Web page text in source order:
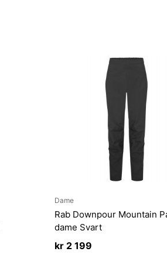
Dame
Rab Downpour Mountain
dame Svart
kr2 199